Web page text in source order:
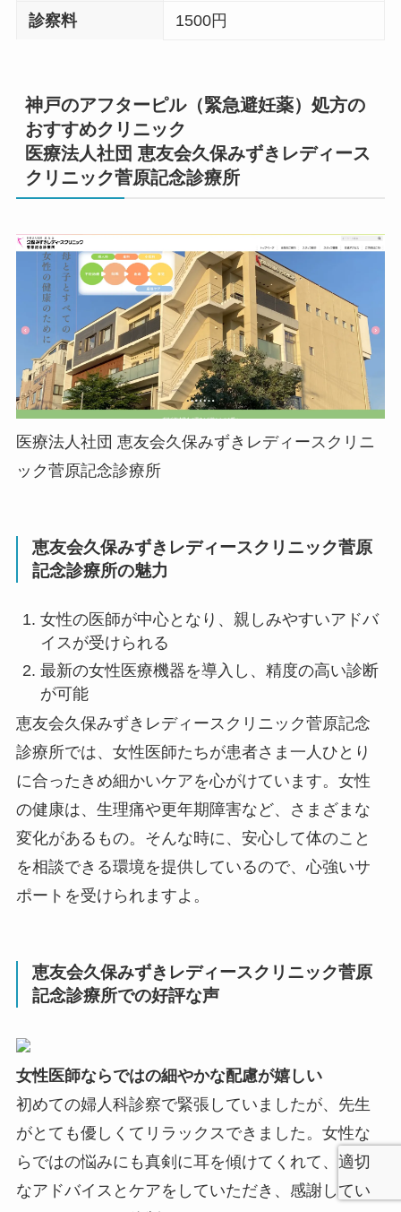
診察料 1500円
神戸のアフターピル（緊急避妊薬）処方の
おすすめクリニック
医療法人社団 恵友会久保みずきレディース
クリニック菅原記念診療所
医療法人社団 恵友会久保みずきレディースクリニ
ック菅原記念診療所
恵友会久保みずきレディースクリニック菅原
記念診療所の魅力
女性の医師が中心となり、親しみやすいアドバ
イスが受けられる
最新の女性医療機器を導入し、精度の高い診断
が可能
恵友会久保みずきレディースクリニック菅原記念
診療所では、女性医師たちが患者さま一人ひとり
に合ったきめ細かいケアを心がけています。女性
の健康は、生理痛や更年期障害など、さまざまな
変化があるもの。そんな時に、安心して体のこと
を相談できる環境を提供しているので、心強いサ
ポートを受けられますよ。
恵友会久保みずきレディースクリニック菅原
記念診療所での好評な声
女性医師ならではの細やかな配慮が嬉しい
初めての婦人科診察で緊張していましたが、先生
がとても優しくてリラックスできました。女性な
らではの悩みにも真剣に耳を傾けてくれて、適切
なアドバイスとケアをしていただき、感謝してい